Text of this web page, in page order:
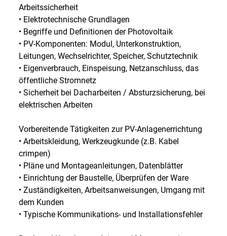
Arbeitssicherheit
• Elektrotechnische Grundlagen
• Begriffe und Definitionen der Photovoltaik
• PV-Komponenten: Modul, Unterkonstruktion,
Leitungen, Wechselrichter, Speicher, Schutztechnik
• Eigenverbrauch, Einspeisung, Netzanschluss, das
öffentliche Stromnetz
• Sicherheit bei Dacharbeiten / Absturzsicherung, bei
elektrischen Arbeiten
Vorbereitende Tätigkeiten zur PV-Anlagenerrichtung
• Arbeitskleidung, Werkzeugkunde (z.B. Kabel
crimpen)
• Pläne und Montageanleitungen, Datenblätter
• Einrichtung der Baustelle, Überprüfen der Ware
• Zuständigkeiten, Arbeitsanweisungen, Umgang mit
dem Kunden
• Typische Kommunikations- und Installationsfehler